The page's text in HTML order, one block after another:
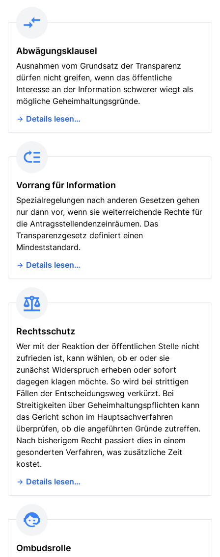
Abwägungsklausel
Ausnahmen vom Grundsatz der Transparenz
dürfen nicht greifen, wenn das öffentliche
Interesse an der Information schwerer wiegt als
mögliche Geheimhaltungsgründe.
Details lesen…
Vorrang für Information
Spezialregelungen nach anderen Gesetzen gehen
nur dann vor, wenn sie weiterreichende Rechte für
die Antragsstellendenzeinräumen. Das
Transparenzgesetz definiert einen
Mindeststandard.
Details lesen…
Rechtsschutz
Wer mit der Reaktion der öffentlichen Stelle nicht
zufrieden ist, kann wählen, ob er oder sie
zunächst Widerspruch erheben oder sofort
dagegen klagen möchte. So wird bei strittigen
Fällen der Entscheidungsweg verkürzt. Bei
Streitigkeiten über Geheimhaltungspflichten kann
das Gericht schon im Hauptsachverfahren
überprüfen, ob die angeführten Gründe zutreffen.
Nach bisherigem Recht passiert dies in einem
gesonderten Verfahren, was zusätzliche Zeit
kostet.
Details lesen…
Ombudsrolle